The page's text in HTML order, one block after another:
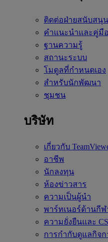
ติดต่อฝ่ายสนับสนุน
คำแนะนำและคู่มือ
ฐานความรู้
สถานะระบบ
โมดูลที่กำหนดเอง
สำหรับนักพัฒนา
ชุมชน
บริษัท
เกี่ยวกับ
อาชีพ
นักลงทุน
ห้องข่าวสาร
ความเป็นผู้นำ
พาร์ทเนอร์ด้านกีฬ
ความยั่งยืนและ
การกำกับดูแลกิจก